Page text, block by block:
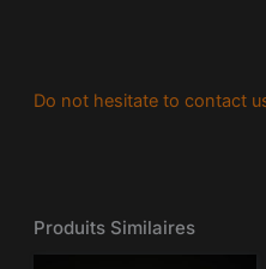
Do not hesitate to contact
Produits Similaires